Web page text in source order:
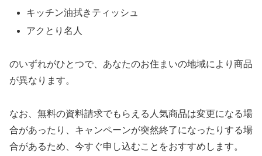
キッチン油拭きティッシュ
アクとり名人
のいずれがひとつで、あなたのお住まいの地域により商品
が異なります。
なお、無料の資料請求でもらえる人気商品は変更になる場
合があったり、キャンペーンが突然終了になったりする場
合があるため、今すぐ申し込むことをおすすめします。